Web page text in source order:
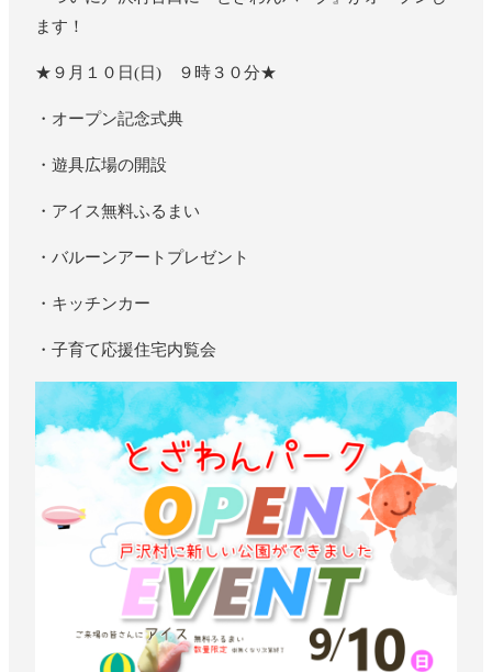
ます！
★９月１０日(日) ９時３０分★
・オープン記念式典
・遊具広場の開設
・アイス無料ふるまい
・バルーンアートプレゼント
・キッチンカー
・子育て応援住宅内覧会